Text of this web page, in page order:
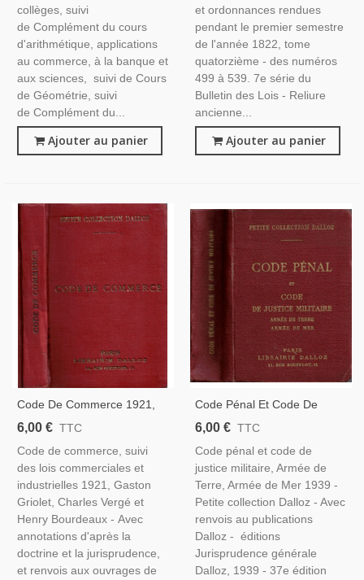
collèges, suivi
de Complément du cours
d'arithmétique, applications
au commerce, à la banque et
aux sciences, suivi de Cours
de Géométrie, suivi
de Complément du...
Ajouter au panier
et ordonnances rendues
pendant le premier semestre
de l'année 1822, tome
quatorzième - des numéros
499 à 539. 7e série du
Bulletin des Lois - Reliure
ancienne...
Ajouter au panier
Code De Commerce 1921,
Griolet Vergé Bourdeaux -
Droit, Code Dalloz,
6,00 € TTC
Code de commerce, suivi
des lois commerciales et
industrielles 1921, Gaston
Griolet, Charles Vergé et
Henry Bourdeaux - Avec
annotations d'après la
doctrine et la jurisprudence,
et renvois aux ouvrages de
Code Pénal Et Code De
Justice Militaire, Armée De
Manuels Droit, Code Dalloz,
Instruction Militaire
6,00 € TTC
Code pénal et code de
justice militaire, Armée de
Terre, Armée de Mer 1939 -
Petite collection Dalloz - Avec
renvois au publications
Dalloz - éditions
Jurisprudence générale
Dalloz, 1939 - 37e édition